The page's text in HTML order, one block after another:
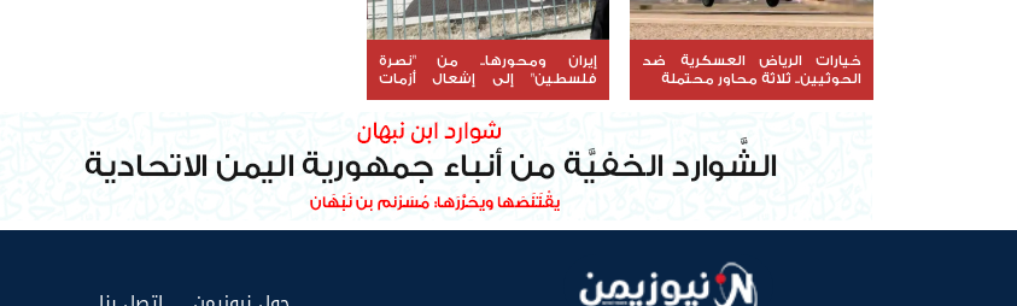
خيارات الرياض العسكرية ضد
الحوثيين.. ثلاثة محاور محتملة
إيران ومحورها.. من "نصرة
فلسطين" إلى إشعال أزمات
المنطقة